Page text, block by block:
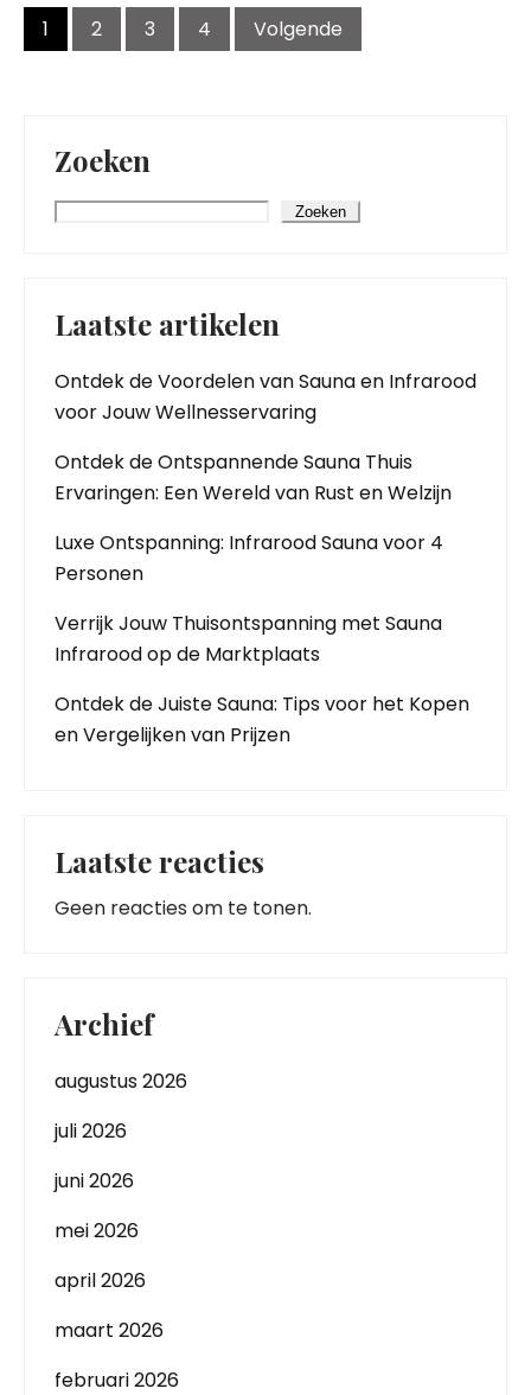
1 2 3 4 Volgende
Zoeken
Zoeken
Laatste artikelen
Ontdek de Voordelen van Sauna en Infrarood
voor Jouw Wellnesservaring
Ontdek de Ontspannende Sauna Thuis
Ervaringen: Een Wereld van Rust en Welzijn
Luxe Ontspanning: Infrarood Sauna voor 4
Personen
Verrijk Jouw Thuisontspanning met Sauna
Infrarood op de Marktplaats
Ontdek de Juiste Sauna: Tips voor het Kopen
en Vergelijken van Prijzen
Laatste reacties
Geen reacties om te tonen.
Archief
augustus 2026
juli 2026
juni 2026
mei 2026
april 2026
maart 2026
februari 2026